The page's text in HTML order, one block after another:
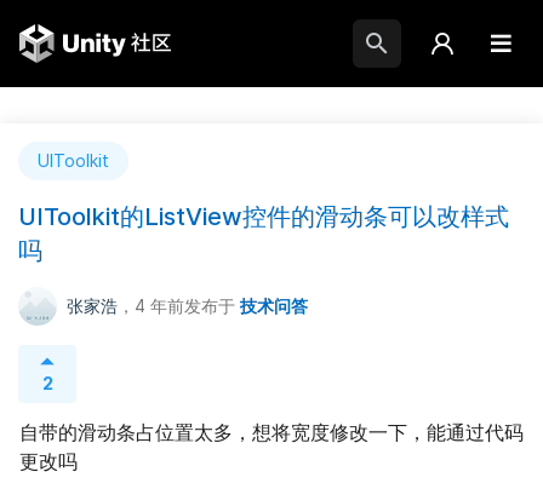
UIToolkit
UIToolkit的ListView控件的滑动条可以改样式
吗
张家浩 ，4 年前发布于 技术问答
2
自带的滑动条占位置太多，想将宽度修改一下，能通过代码
更改吗